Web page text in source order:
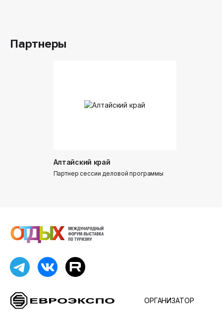
Партнеры
Алтайский край
Партнер сессии деловой программы
ОРГАНИЗАТОР